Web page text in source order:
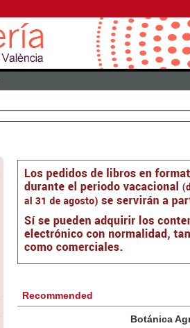
Recommended
Botánica Agroalimentaria